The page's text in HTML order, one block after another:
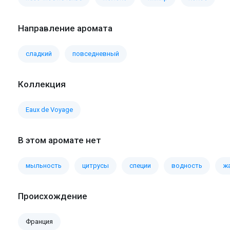
Направление аромата
сладкий повседневный
Коллекция
Eaux de Voyage
В этом аромате нет
мыльность цитрусы специи водность
Происхождение
Франция